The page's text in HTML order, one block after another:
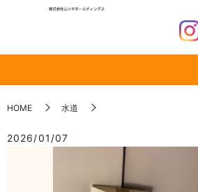
HOME 水道
2026/01/07